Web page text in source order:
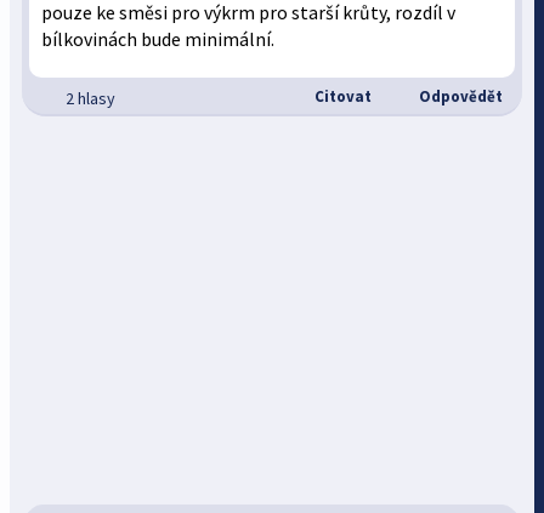
pouze ke směsi pro výkrm pro starší krůty, rozdíl v
bílkovinách bude minimální.
2 hlasy Citovat Odpovědět